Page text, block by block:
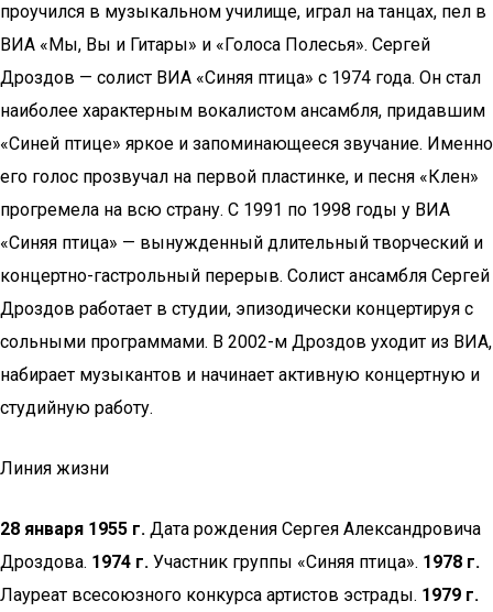
проучился в музыкальном училище, играл на танцах, пел в
ВИА «Мы, Вы и Гитары» и «Голоса Полесья». Сергей
Дроздов — солист ВИА «Синяя птица» с 1974 года. Он стал
наиболее характерным вокалистом ансамбля, придавшим
«Синей птице» яркое и запоминающееся звучание. Именно
его голос прозвучал на первой пластинке, и песня «Клен»
прогремела на всю страну. С 1991 по 1998 годы у ВИА
«Синяя птица» — вынужденный длительный творческий и
концертно-гастрольный перерыв. Солист ансамбля Сергей
Дроздов работает в студии, эпизодически концертируя с
сольными программами. В 2002-м Дроздов уходит из ВИА,
набирает музыкантов и начинает активную концертную и
студийную работу.
Линия жизни
28 января 1955 г. Дата рождения Сергея Александровича
Дроздова. 1974 г. Участник группы «Синяя птица». 1978 г.
Лауреат всесоюзного конкурса артистов эстрады. 1979 г.